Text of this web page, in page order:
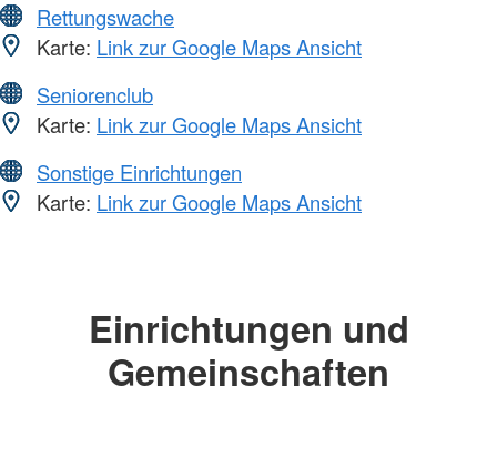
Rettungswache
Karte: Link zur Google Maps Ansicht
Seniorenclub
Karte: Link zur Google Maps Ansicht
Sonstige Einrichtungen
Karte: Link zur Google Maps Ansicht
Einrichtungen und
Gemeinschaften